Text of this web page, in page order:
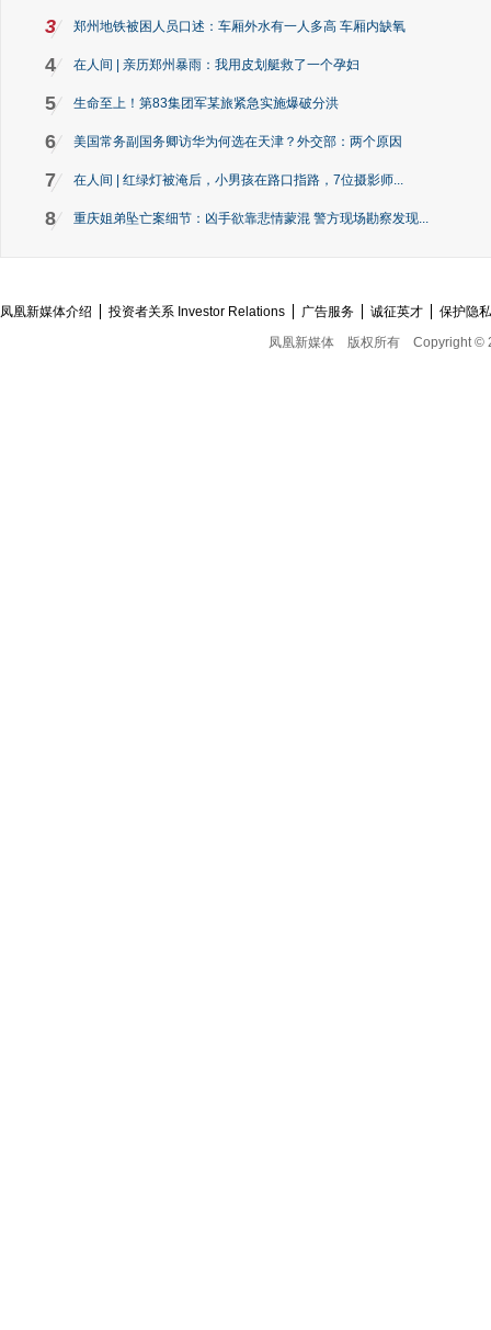
3 郑州地铁被困人员口述：车厢外水有一人多高 车厢内缺氧
4 在人间 | 亲历郑州暴雨：我用皮划艇救了一个孕妇
5 生命至上！第83集团军某旅紧急实施爆破分洪
6 美国常务副国务卿访华为何选在天津？外交部：两个原因
7 在人间 | 红绿灯被淹后，小男孩在路口指路，7位摄影师...
8 重庆姐弟坠亡案细节：凶手欲靠悲情蒙混 警方现场勘察发现...
凤凰新媒体介绍 投资者关系 Investor Relations 广告服务 诚征英才
保护隐
凤凰新媒体
版权所有 Copyright ©